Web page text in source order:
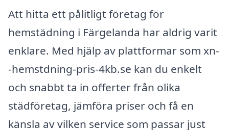
Att hitta ett pålitligt företag för
hemstädning i Färgelanda har aldrig varit
enklare. Med hjälp av plattformar som xn-
-hemstdning-pris-4kb.se kan du enkelt
och snabbt ta in offerter från olika
städföretag, jämföra priser och få en
känsla av vilken service som passar just